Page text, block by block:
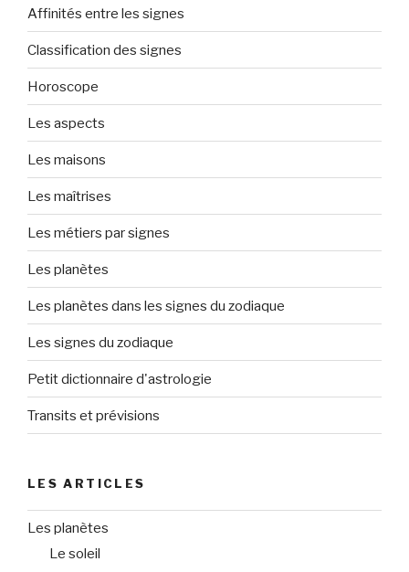
Affinités entre les signes
Classification des signes
Horoscope
Les aspects
Les maisons
Les maîtrises
Les métiers par signes
Les planètes
Les planètes dans les signes du zodiaque
Les signes du zodiaque
Petit dictionnaire d'astrologie
Transits et prévisions
LES ARTICLES
Les planètes
Le soleil